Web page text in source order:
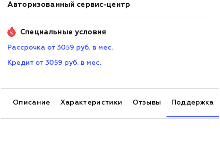
Авторизованный сервис-центр
Специальные условия
Рассрочка от 3059 руб. в мес.
Кредит от 3059 руб. в мес.
Описание Характеристики Отзывы Поддержка